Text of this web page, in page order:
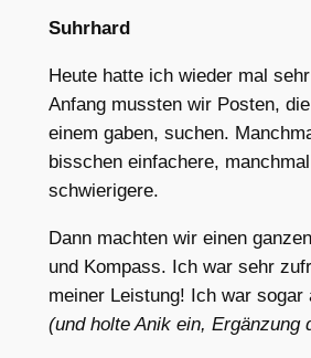
Suhrhard
Heute hatte ich wieder mal
Anfang mussten wir Posten,
einem gaben, suchen.
bisschen einfachere,
schwierigere.
Dann machten wir einen
und Kompass. Ich war sehr
meiner Leistung! Ich war sogar
(und holte Anik ein, Ergänzung